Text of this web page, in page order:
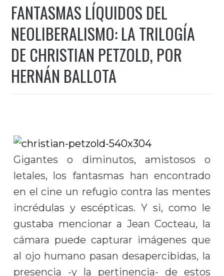
FANTASMAS LÍQUIDOS DEL
NEOLIBERALISMO: LA TRILOGÍA
DE CHRISTIAN PETZOLD, POR
HERNÁN BALLOTA
Gigantes o diminutos, amistosos o
letales, los fantasmas han encontrado
en el cine un refugio contra las mentes
incrédulas y escépticas. Y si, como le
gustaba mencionar a Jean Cocteau, la
cámara puede capturar imágenes que
al ojo humano pasan desapercibidas, la
presencia -y la pertinencia- de estos